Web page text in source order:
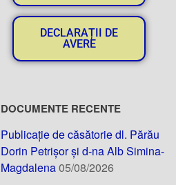
DECLARAȚII DE
AVERE
DOCUMENTE RECENTE
Publicație de căsătorie dl. Părău
Dorin Petrișor și d-na Alb Simina-
Magdalena05/08/2026